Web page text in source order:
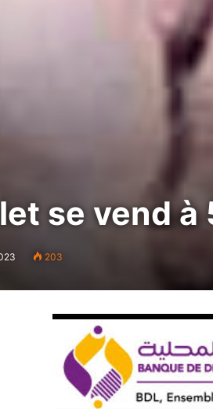
se vend
203